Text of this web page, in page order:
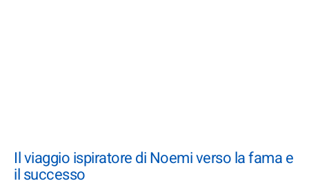
Il viaggio ispiratore di Noemi verso la fama e
il successo